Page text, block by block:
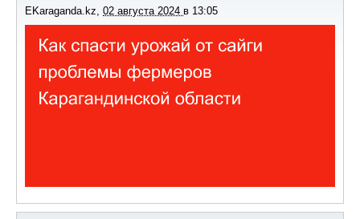
EKaraganda.kz, 02 августа 2024 в 13:05